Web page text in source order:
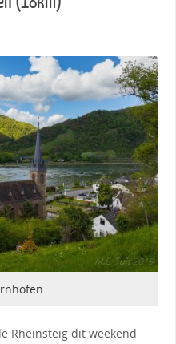
Rheinsteig dit weekend